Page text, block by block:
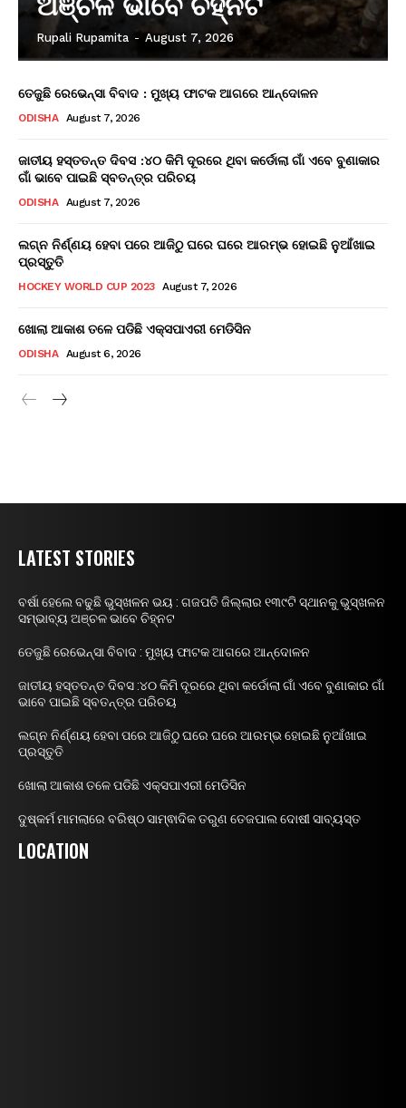
Rupali Rupamita - August 7, 2026
ତେଜୁଛି ରେଭେନ୍ସା ବିବାଦ : ମୁଖ୍ୟ ଫାଟକ ଆଗରେ ଆନ୍ଦୋଳନ
ODISHA August 7, 2026
ଜାତୀୟ ହସ୍ତତନ୍ତ ଦିବସ :୪୦ କିମି ଦୂରରେ ଥିବା କର୍ଡୋଲା ଗାଁ ଏବେ ବୁଣାକାର
ଗାଁ ଭାବେ ପାଇଛି ସ୍ବତନ୍ତ୍ର ପରିଚୟ
ODISHA August 7, 2026
ଲଗ୍ନ ନିର୍ଣ୍ଣୟ ହେବା ପରେ ଆଜିଠୁ ଘରେ ଘରେ ଆରମ୍ଭ ହୋଇଛି ନୁଆଁଖାଇ
ପ୍ରସ୍ତୁତି
HOCKEY WORLD CUP 2023 August 7, 2026
ଖୋଲା ଆକାଶ ତଳେ ପଡିଛି ଏକ୍ସପାଏରୀ ମେଡିସିନ
ODISHA August 6, 2026
LATEST STORIES
ବର୍ଷା ହେଲେ ବଢୁଛି ଭୁସ୍ଖଳନ ଭୟ : ଗଜପତି ଜିଲ୍ଲାର ୧୩୯ଟି ସ୍ଥାନକୁ ଭୁସ୍ଖଳନ
ସମ୍ଭାବ୍ୟ ଅଞ୍ଚଳ ଭାବେ ଚିହ୍ନଟ
ତେଜୁଛି ରେଭେନ୍ସା ବିବାଦ : ମୁଖ୍ୟ ଫାଟକ ଆଗରେ ଆନ୍ଦୋଳନ
ଜାତୀୟ ହସ୍ତତନ୍ତ ଦିବସ :୪୦ କିମି ଦୂରରେ ଥିବା କର୍ଡୋଲା ଗାଁ ଏବେ ବୁଣାକାର ଗାଁ
ଭାବେ ପାଇଛି ସ୍ବତନ୍ତ୍ର ପରିଚୟ
ଲଗ୍ନ ନିର୍ଣ୍ଣୟ ହେବା ପରେ ଆଜିଠୁ ଘରେ ଘରେ ଆରମ୍ଭ ହୋଇଛି ନୁଆଁଖାଇ
ପ୍ରସ୍ତୁତି
ଖୋଲା ଆକାଶ ତଳେ ପଡିଛି ଏକ୍ସପାଏରୀ ମେଡିସିନ
ଦୁଷ୍କର୍ମ ମାମଲାରେ ବରିଷ୍ଠ ସାମ୍ଵାଦିକ ତରୁଣ ତେଜପାଲ ଦୋଷୀ ସାବ୍ୟସ୍ତ
LOCATION